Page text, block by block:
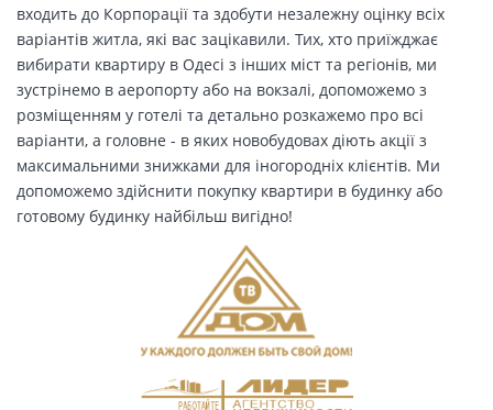
входить до Корпорації та здобути незалежну оцінку всіх
варіантів житла, які вас зацікавили. Тих, хто приїжджає
вибирати квартиру в Одесі з інших міст та регіонів, ми
зустрінемо в аеропорту або на вокзалі, допоможемо з
розміщенням у готелі та детально розкажемо про всі
варіанти, а головне - в яких новобудовах діють акції з
максимальними знижками для іногородніх клієнтів. Ми
допоможемо здійснити покупку квартири в будинку або
готовому будинку найбільш вигідно!